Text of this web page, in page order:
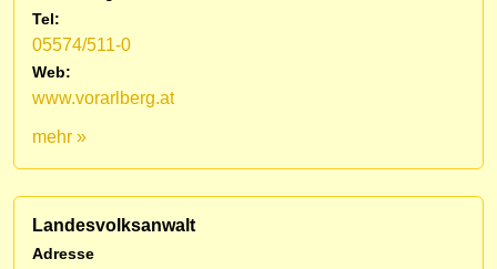
Tel:
05574/511-0
Web:
www.vorarlberg.at
mehr »
Landesvolksanwalt
Adresse